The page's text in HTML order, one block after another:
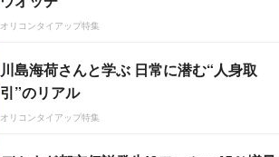
オリコンタイアップ特集
川島海荷さんと学ぶ 日常に潜む“人身取
引”のリアル
オリコンタイアップ特集